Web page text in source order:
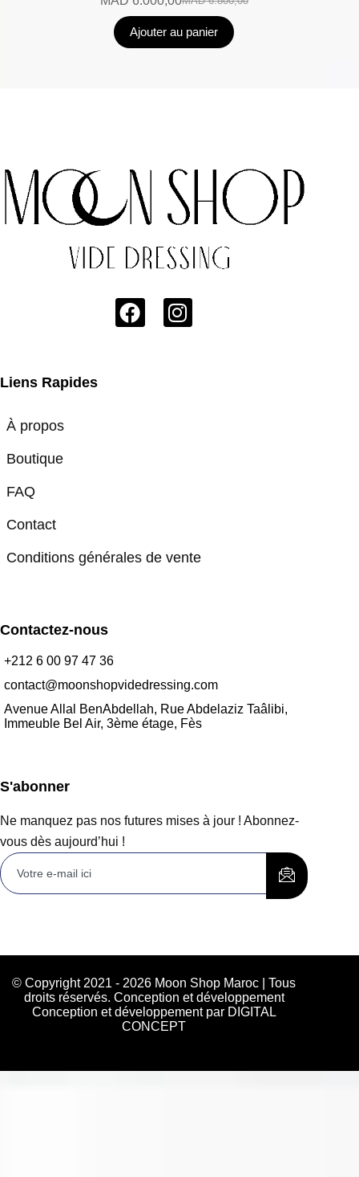
Ajouter au panier
Liens Rapides
À propos
Boutique
FAQ
Contact
Conditions générales de vente
Contactez-nous
+212 6 00 97 47 36
contact@moonshopvidedressing.com
Avenue Allal BenAbdellah, Rue Abdelaziz Taâlibi,
Immeuble Bel Air, 3ème étage, Fès
S'abonner
Ne manquez pas nos futures mises à jour ! Abonnez-
vous dès aujourd’hui !
© Copyright 2021 - 2026 Moon Shop Maroc | Tous
droits réservés. Conception et développement
Conception et développement par DIGITAL
CONCEPT